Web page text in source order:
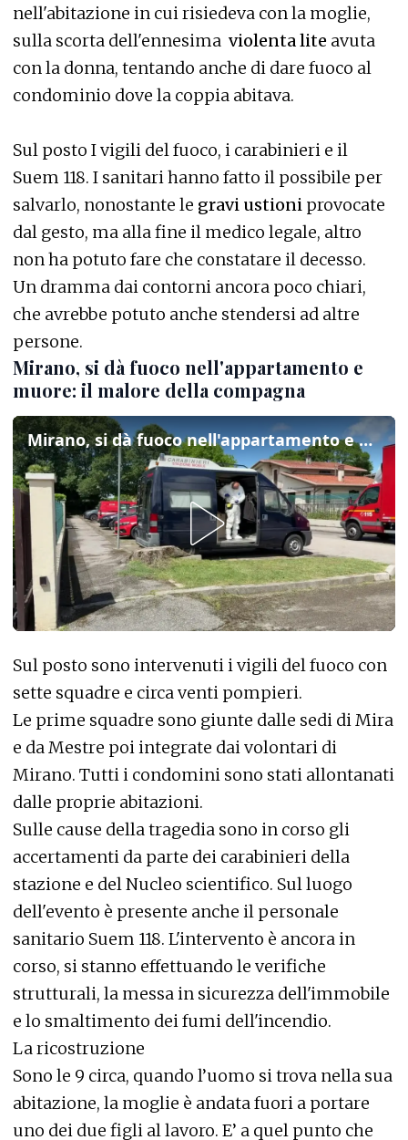
nell'abitazione in cui risiedeva con la moglie,
sulla scorta dell'ennesima violenta lite avuta
con la donna, tentando anche di dare fuoco al
condominio dove la coppia abitava.
Sul posto I vigili del fuoco, i carabinieri e il
Suem 118. I sanitari hanno fatto il possibile per
salvarlo, nonostante le gravi ustioni provocate
dal gesto, ma alla fine il medico legale, altro
non ha potuto fare che constatare il decesso.
Un dramma dai contorni ancora poco chiari,
che avrebbe potuto anche stendersi ad altre
persone.
Mirano, si dà fuoco nell'appartamento e
muore: il malore della compagna
Mirano, si dà fuoco nell'appartamento e muore: il malore della compagna
Sul posto sono intervenuti i vigili del fuoco con
sette squadre e circa venti pompieri.
Le prime squadre sono giunte dalle sedi di Mira
e da Mestre poi integrate dai volontari di
Mirano. Tutti i condomini sono stati allontanati
dalle proprie abitazioni.
Sulle cause della tragedia sono in corso gli
accertamenti da parte dei carabinieri della
stazione e del Nucleo scientifico. Sul luogo
dell'evento è presente anche il personale
sanitario Suem 118. L'intervento è ancora in
corso, si stanno effettuando le verifiche
strutturali, la messa in sicurezza dell'immobile
e lo smaltimento dei fumi dell'incendio.
La ricostruzione
Sono le 9 circa, quando l’uomo si trova nella sua
abitazione, la moglie è andata fuori a portare
uno dei due figli al lavoro. E’ a quel punto che